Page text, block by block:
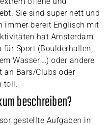
Sie sind super nett und
immer bereit Englisch mit
hat Amsterdam
Sport (Boulderhallen,
Wasser,…) oder andere
an Bars/Clubs oder
toll.
beschreiben?
gestellte Aufgaben in